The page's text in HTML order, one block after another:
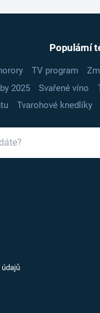
Populární
TV program
2025 Svařené víno
Tvarohové knedlíky